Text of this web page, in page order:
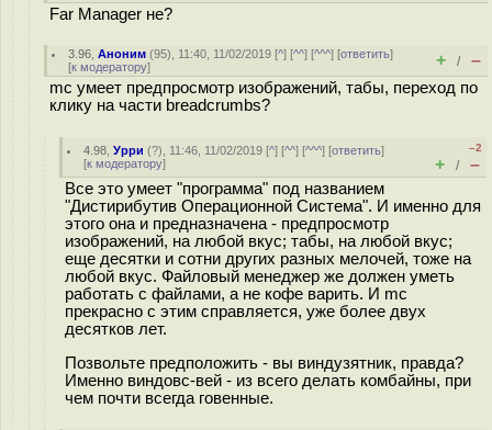
Far Manager не?
3.96 ,Аноним (95), 11:40, 11/02/2019 [^] [^^] [^^^] [ответить]
[к модератору] + / –
mc умеет предпросмотр изображений, табы, переход по
клику на части breadcrumbs?
4.98 ,Урри (?), 11:46, 11/02/2019 [^] [^^] [^^^] [ответить]
[к модератору]
–2
+ / –
Все это умеет "программа" под названием
"Дистирибутив Операционной Система". И именно для
этого она и предназначена - предпросмотр
изображений, на любой вкус; табы, на любой вкус;
еще десятки и сотни других разных мелочей, тоже на
любой вкус. Файловый менеджер же должен уметь
работать с файлами, а не кофе варить. И mc
прекрасно с этим справляется, уже более двух
десятков лет.
Позвольте предположить - вы виндузятник, правда?
Именно виндовс-вей - из всего делать комбайны, при
чем почти всегда гoвенные.